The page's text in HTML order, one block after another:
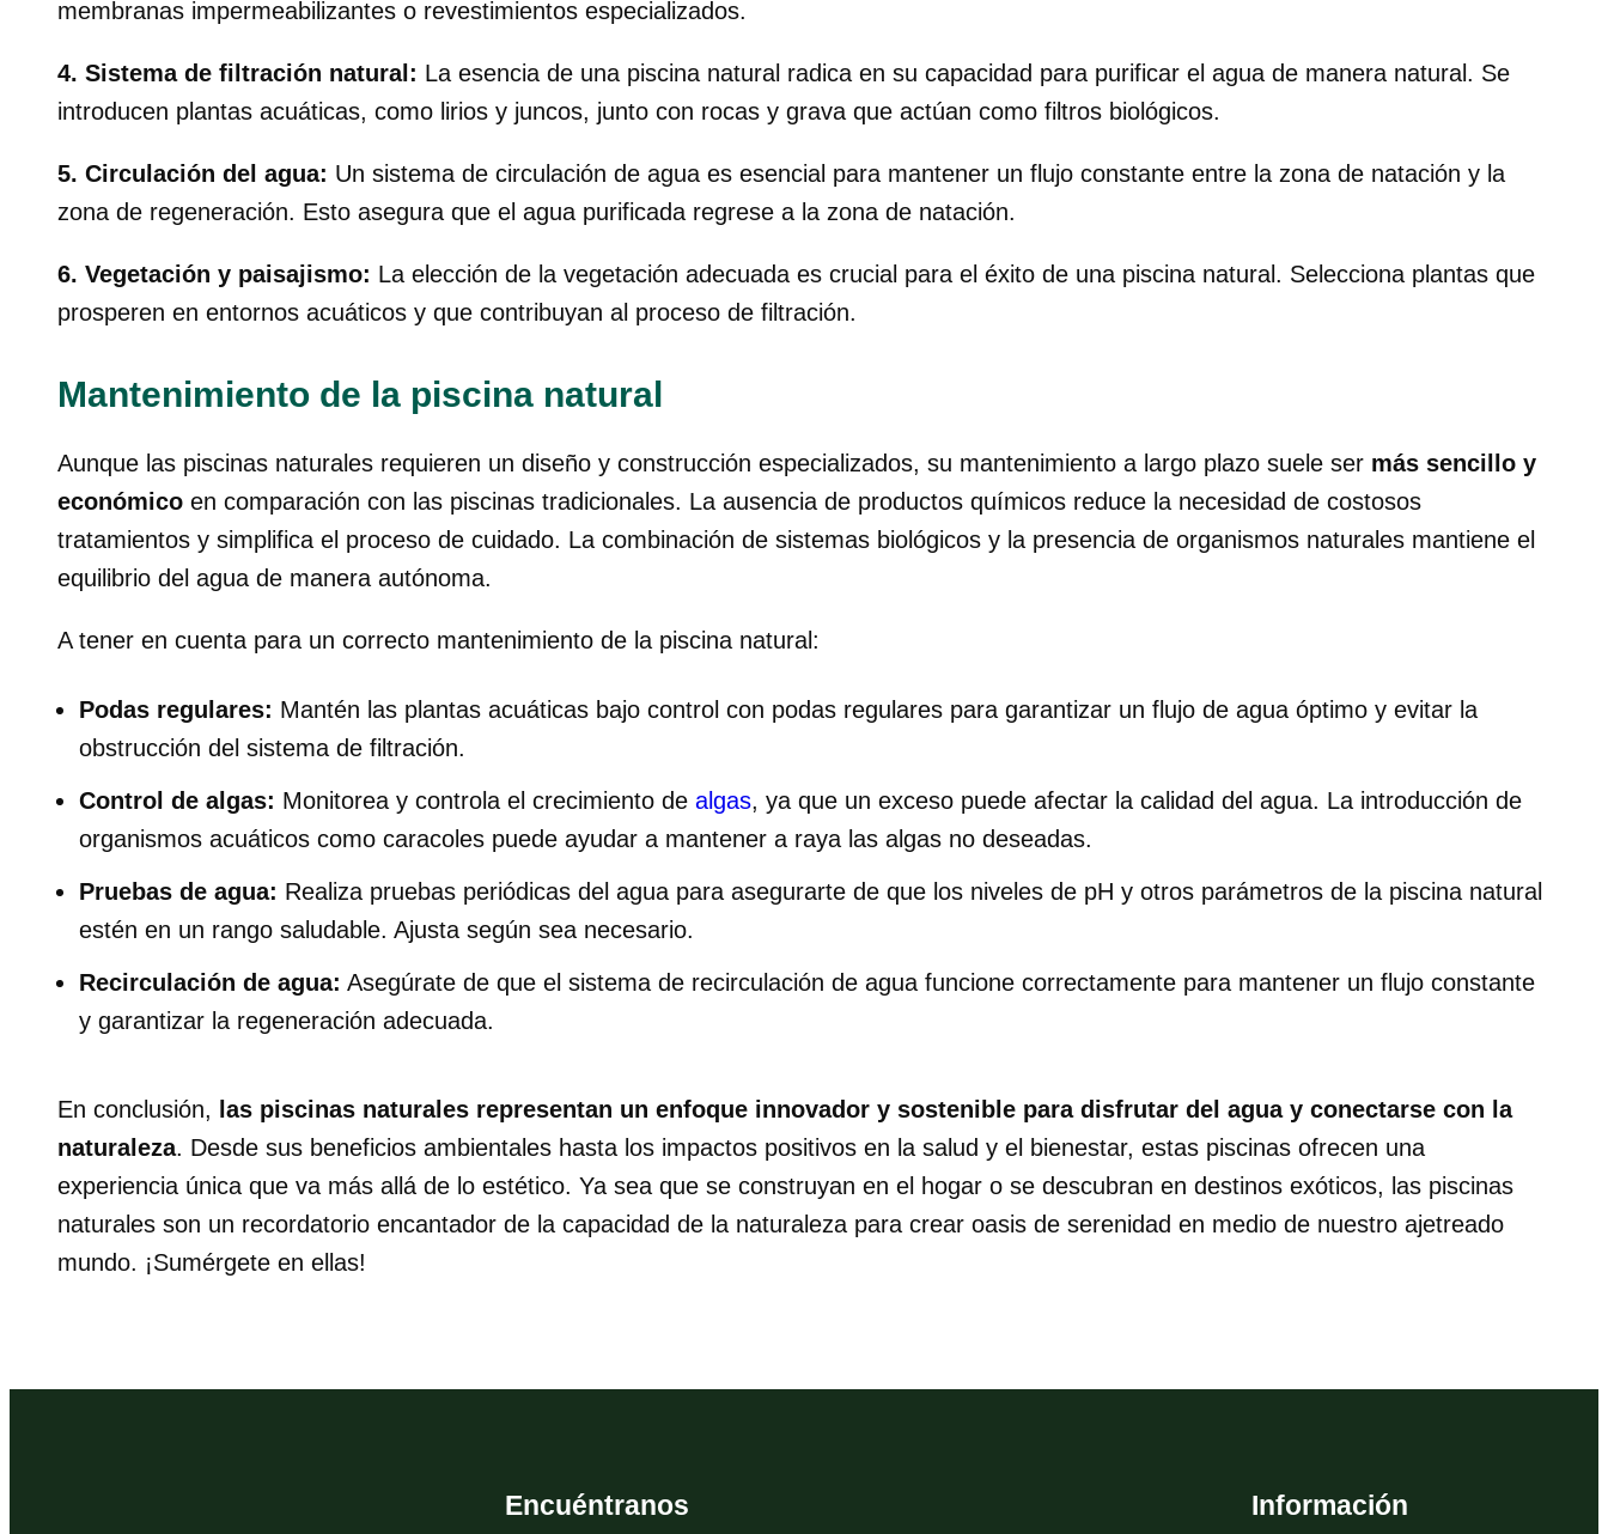
membranas impermeabilizantes o revestimientos especializados.
4. Sistema de filtración natural: La esencia de una piscina natural radica en su capacidad para purificar el agua de manera natural. Se
introducen plantas acuáticas, como lirios y juncos, junto con rocas y grava que actúan como filtros biológicos.
5. Circulación del agua: Un sistema de circulación de agua es esencial para mantener un flujo constante entre la zona de natación y la
zona de regeneración. Esto asegura que el agua purificada regrese a la zona de natación.
6. Vegetación y paisajismo: La elección de la vegetación adecuada es crucial para el éxito de una piscina natural. Selecciona plantas que
prosperen en entornos acuáticos y que contribuyan al proceso de filtración.
Mantenimiento de la piscina natural
Aunque las piscinas naturales requieren un diseño y construcción especializados, su mantenimiento a largo plazo suele ser más sencillo y
económico en comparación con las piscinas tradicionales. La ausencia de productos químicos reduce la necesidad de costosos
tratamientos y simplifica el proceso de cuidado. La combinación de sistemas biológicos y la presencia de organismos naturales mantiene el
equilibrio del agua de manera autónoma.
A tener en cuenta para un correcto mantenimiento de la piscina natural:
Podas regulares: Mantén las plantas acuáticas bajo control con podas regulares para garantizar un flujo de agua óptimo y evitar la
obstrucción del sistema de filtración.
Control de algas: Monitorea y controla el crecimiento de algas, ya que un exceso puede afectar la calidad del agua. La introducción de
organismos acuáticos como caracoles puede ayudar a mantener a raya las algas no deseadas.
Pruebas de agua: Realiza pruebas periódicas del agua para asegurarte de que los niveles de pH y otros parámetros de la piscina natural
estén en un rango saludable. Ajusta según sea necesario.
Recirculación de agua: Asegúrate de que el sistema de recirculación de agua funcione correctamente para mantener un flujo constante
y garantizar la regeneración adecuada.
En conclusión,
las piscinas naturales representan un enfoque innovador y sostenible para disfrutar del agua y conectarse con la
naturaleza. Desde sus beneficios ambientales hasta los impactos positivos en la salud y el bienestar, estas piscinas ofrecen una
experiencia única que va más allá de lo estético. Ya sea que se construyan en el hogar o se descubran en destinos exóticos, las piscinas
naturales son un recordatorio encantador de la capacidad de la naturaleza para crear oasis de serenidad en medio de nuestro ajetreado
mundo. ¡Sumérgete en ellas!
Encuéntranos Información